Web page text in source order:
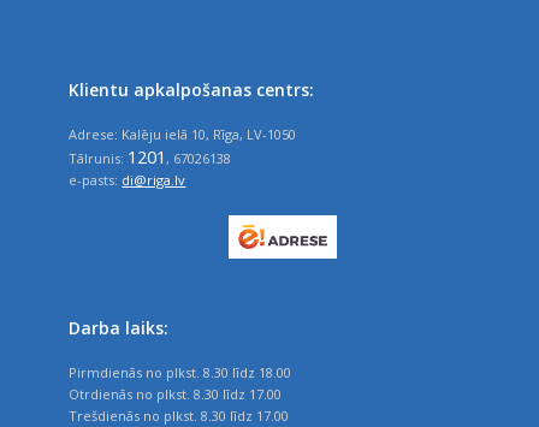
Klientu apkalpošanas centrs:
Adrese: Kalēju ielā 10, Rīga, LV-1050
Tālrunis: 1201 , 67026138
e-pasts: di@riga.lv
Darba laiks:
Pirmdienās no plkst. 8.30 līdz 18.00
Otrdienās no plkst. 8.30 līdz 17.00
Trešdienās no plkst. 8.30 līdz 17.00